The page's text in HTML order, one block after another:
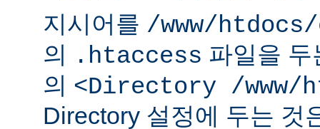
지시어를 /www/
의
.htaccess 파일을
의 <Directory /www/
Directory 설정에 두는 것